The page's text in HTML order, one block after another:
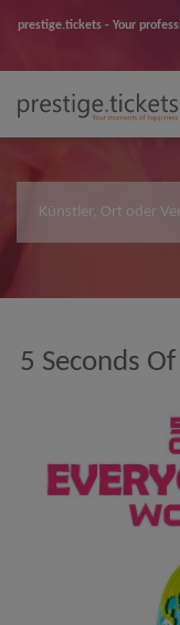
prestige.tickets - Your
5 Seconds